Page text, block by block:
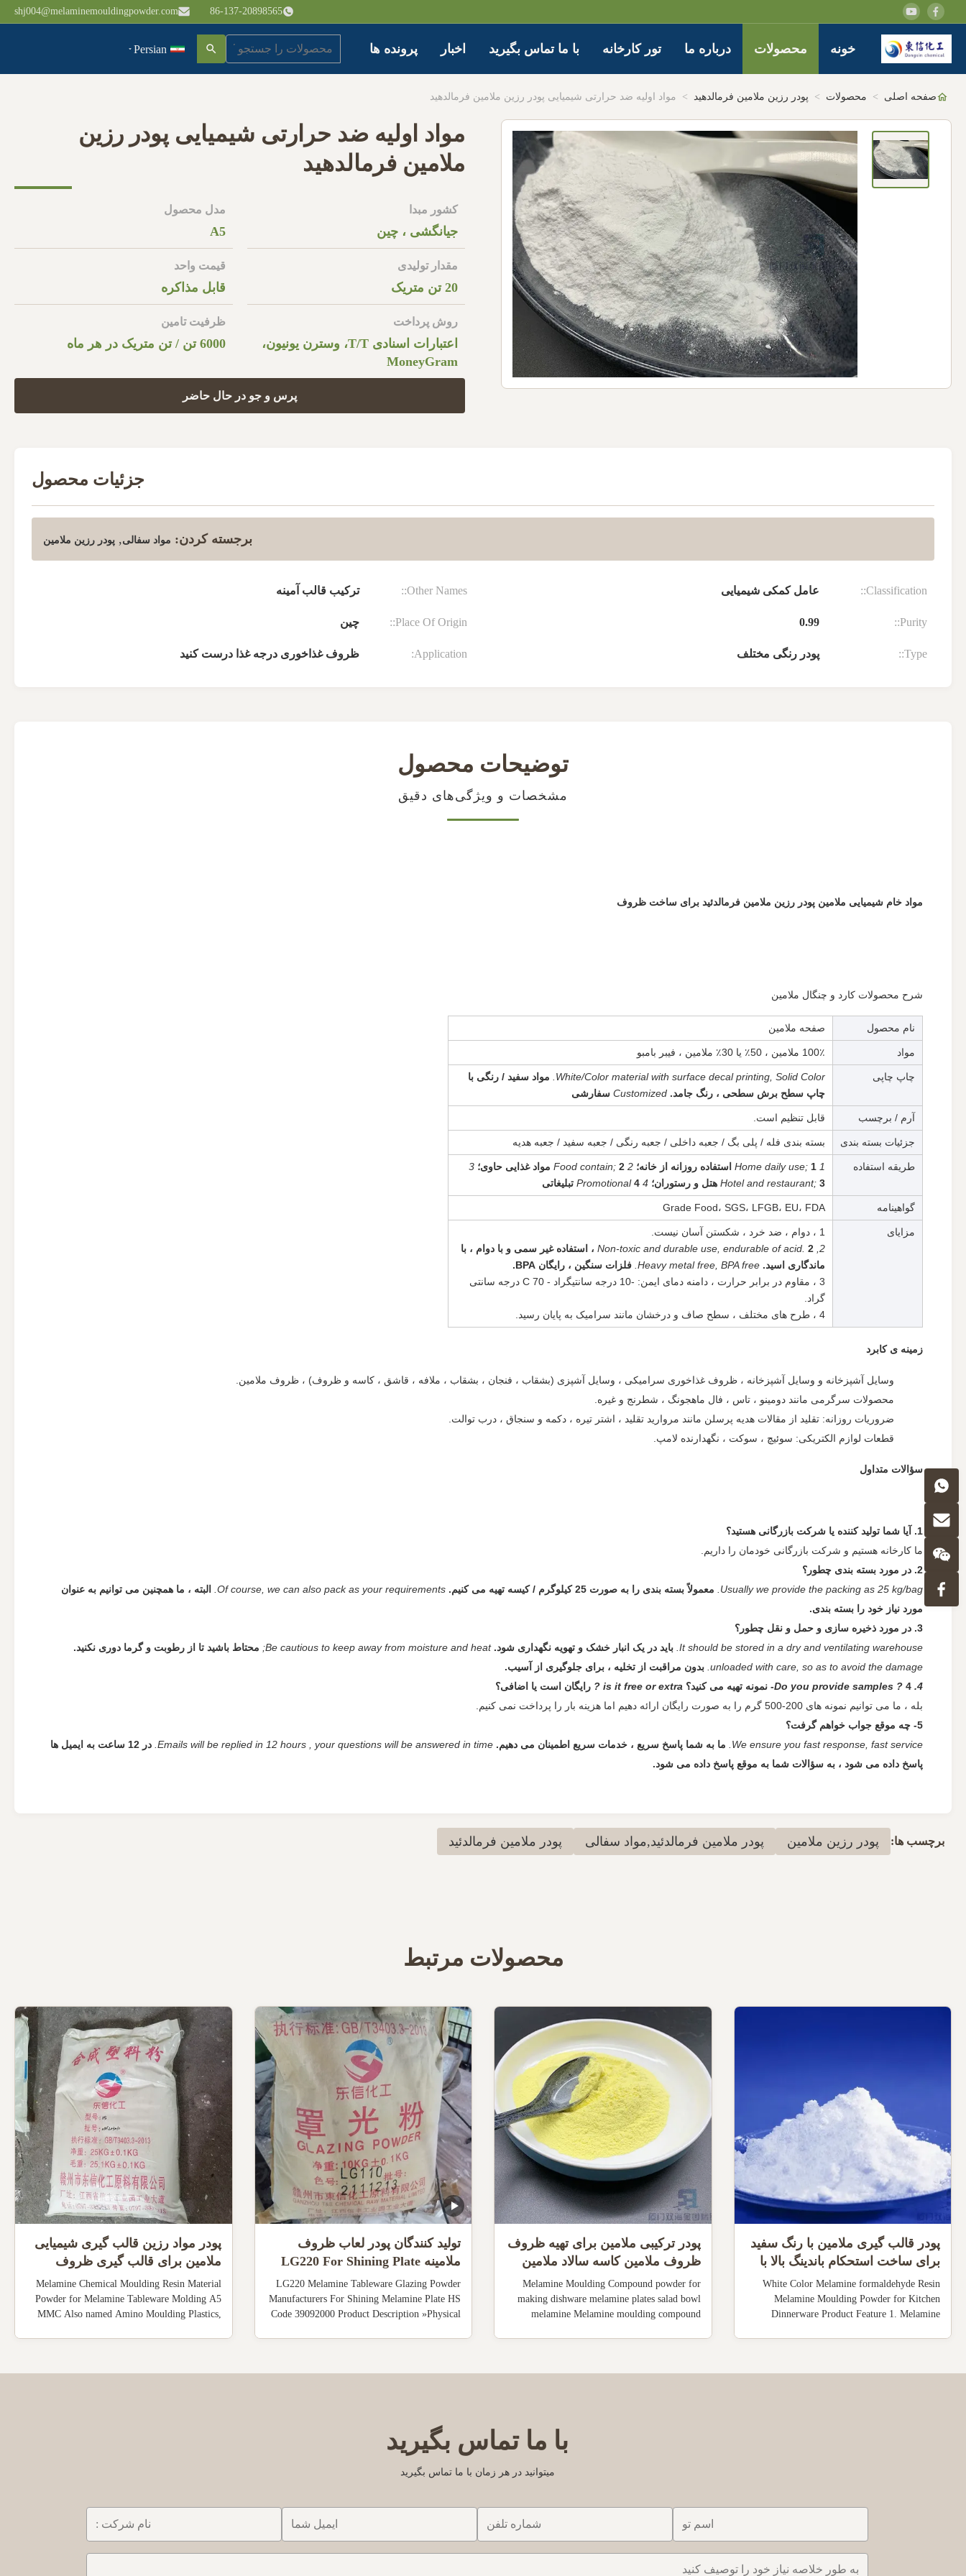
86-137-20898565
shj004@melaminemouldingpowder.com
خونه محصولات درباره ما تور کارخانه با ما تماس بگیرید اخبار پرونده ها Persian
صفحه اصلی > محصولات > پودر رزین ملامین فرمالدهید > مواد اولیه ضد حرارتی شیمیایی پودر رزین ملامین فرمالدهید
مواد اولیه ضد حرارتی شیمیایی پودر رزین
ملامین فرمالدهید
کشور مبدا
جیانگشی ، چین
مدل محصول
A5
مقدار تولیدی
20 تن متریک
قیمت واحد
قابل مذاکره
روش پرداخت
اعتبارات اسنادی T/T، وسترن یونیون،
MoneyGram
ظرفیت تامین
6000 تن / تن متریک در هر ماه
پرس و جو در حال حاضر
جزئیات محصول
برجسته کردن: مواد سفالی, پودر رزین ملامین
Classification:: عامل کمکی شیمیایی Other Names:: ترکیب قالب آمینه
Purity::
0.99
Place Of Origin:: چین
Type:: پودر رنگی مختلف Application: ظروف غذاخوری درجه غذا درست کنید
توضیحات محصول
مشخصات و ویژگی‌های دقیق
مواد خام شیمیایی ملامین پودر رزین ملامین فرمالدئید برای ساخت ظروف
شرح محصولات کارد و چنگال ملامین
نام محصول صفحه ملامین
مواد 100٪ ملامین ، 50٪ یا 30٪ ملامین ، فیبر بامبو
چاپ چاپی White/Color material with surface decal printing, Solid Color.
مواد سفید / رنگی با
چاپ سطح برش سطحی ، رنگ جامد. Customized سفارشی
آرم / برچسب قابل تنظیم است.
جزئیات بسته بندی بسته بندی فله / پلی بگ / جعبه داخلی / جعبه رنگی / جعبه سفید / جعبه هدیه
طریقه استفاده 1 Home daily use; 1 استفاده روزانه از خانه؛ 2 Food contain; 2 مواد غذایی حاوی؛
3
Hotel and restaurant; 3 هتل و رستوران؛ 4 Promotional 4 تبلیغاتی
گواهینامه Grade Food، SGS، LFGB، EU، FDA
مزایای
1 ، دوام ، ضد خرد ، شکستن آسان نیست.
2, Non-toxic and durable use, endurable of acid.
2 ، استفاده غیر سمی و با دوام ، با
ماندگاری اسید. Heavy metal free, BPA free. فلزات سنگین ، رایگان BPA.
3 ، مقاوم در برابر حرارت ، دامنه دمای ایمن: -10 درجه سانتیگراد - 70 C درجه سانتی
گراد.
4 ، طرح های مختلف ، سطح صاف و درخشان مانند سرامیک به پایان رسید.
زمینه ی کابرد
وسایل آشپزخانه و وسایل آشپزخانه ، ظروف غذاخوری سرامیکی ، وسایل آشپزی (بشقاب ، فنجان ، بشقاب ، ملافه ، قاشق ، کاسه و ظروف) ، ظروف ملامین.
محصولات سرگرمی مانند دومینو ، تاس ، فال ماهجونگ ، شطرنج و غیره.
ضروریات روزانه: تقلید از مقالات هدیه پرسلن مانند مروارید تقلید ، اشتر تیره ، دکمه و سنجاق ، درب توالت.
قطعات لوازم الکتریکی: سوئیچ ، سوکت ، نگهدارنده لامپ.
سؤالات متداول
1. آیا شما تولید کننده یا شرکت بازرگانی هستید؟
ما کارخانه هستیم و شرکت بازرگانی خودمان را داریم.
2. در مورد بسته بندی چطور؟
Usually we provide the packing as 25 kg/bag.
معمولاً بسته بندی را به صورت 25 کیلوگرم / کیسه تهیه می کنیم. Of course, we can also pack as your requirements.
البته ، ما همچنین می توانیم به عنوان
مورد نیاز خود را بسته بندی.
3. در مورد ذخیره سازی و حمل و نقل چطور؟
It should be stored in a dry and ventilating warehouse. باید در یک انبار خشک و تهویه نگهداری شود. Be cautious to keep away from moisture and heat; محتاط باشید تا از رطوبت و گرما دوری نکنید.
unloaded with care, so as to avoid the damage. بدون مراقبت از تخلیه ، برای جلوگیری از آسیب.
4. Do you provide samples ? 4- نمونه تهیه می کنید؟ is it free or extra ?
رایگان است یا اضافی؟
بله ، ما می توانیم نمونه های 200-500 گرم را به صورت رایگان ارائه دهیم اما هزینه بار را پرداخت نمی کنیم.
5- چه موقع جواب خواهم گرفت؟
We ensure you fast response, fast service.
ما به شما پاسخ سریع ، خدمات سریع اطمینان می دهیم. Emails will be replied in 12 hours , your questions will be answered in time.
در 12 ساعت به ایمیل ها
پاسخ داده می شود ، به سؤالات شما به موقع پاسخ داده می شود.
برچسب ها: پودر رزین ملامین پودر ملامین فرمالدئید,مواد سفالی پودر ملامین فرمالدئید
محصولات مرتبط
پودر قالب گیری ملامین با رنگ سفید
برای ساخت استحکام باندینگ بالا با
کاسه / بشقاب
White Color Melamine formaldehyde Resin
Melamine Moulding Powder for Kitchen
Dinnerware Product Feature 1. Melamine
Powder is used for decorating plates,amino-
پودر ترکیبی ملامین برای تهیه ظروف
ظروف ملامین کاسه سالاد ملامین
Melamine Moulding Compound powder for
making dishware melamine plates salad bowl
melamine Melamine moulding compound
products of beauty and utility. Specifications
تولید کنندگان پودر لعاب ظروف
ملامینه LG220 For Shining Plate
Melamine HS کد 39092000
LG220 Melamine Tableware Glazing Powder
Manufacturers For Shining Melamine Plate HS
Code 39092000 Product Description »Physical
resin moulding powder, it is a ...
پودر مواد رزین قالب گیری شیمیایی
ملامین برای قالب گیری ظروف
ملامینه A5 MMC
Melamine Chemical Moulding Resin Material
Powder for Melamine Tableware Molding A5
MMC Also named Amino Moulding Plastics,
General purpose, mostly used for molding
با ما تماس بگیرید
میتوانید در هر زمان با ما تماس بگیرید